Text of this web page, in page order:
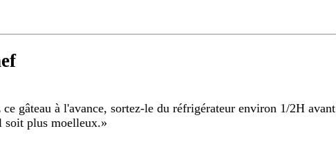
ce gâteau à l'avance, sortez-le du réfrigérateur environ 1/2H avant
plus moelleux.»